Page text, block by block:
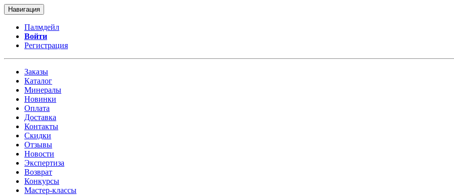
Навигация
Палмдейл
Войти
Регистрация
Заказы
Каталог
Минералы
Новинки
Оплата
Доставка
Контакты
Скидки
Отзывы
Новости
Экспертиза
Возврат
Конкурсы
Мастер-классы